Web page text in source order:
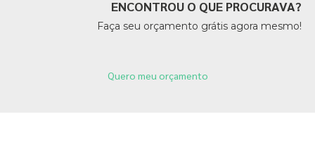
ENCONTROU O QUE PROCURAVA?
Faça seu orçamento grátis agora mesmo!
Quero meu orçamento